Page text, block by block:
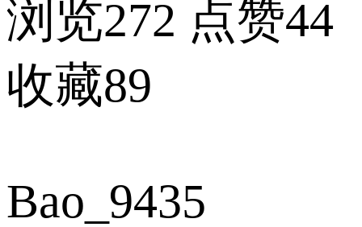
浏览272 点赞44
收藏89
Bao_9435